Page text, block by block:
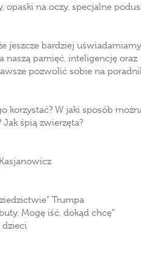
na oczy, specjalne
jeszcze bardziej
naszą pamięć, inteligencję oraz
pozwolić sobie na
korzystać? W jaki sposób
śpią zwierzęta?
Trumpa
Mogę iść, dokąd chcę”
dzieci